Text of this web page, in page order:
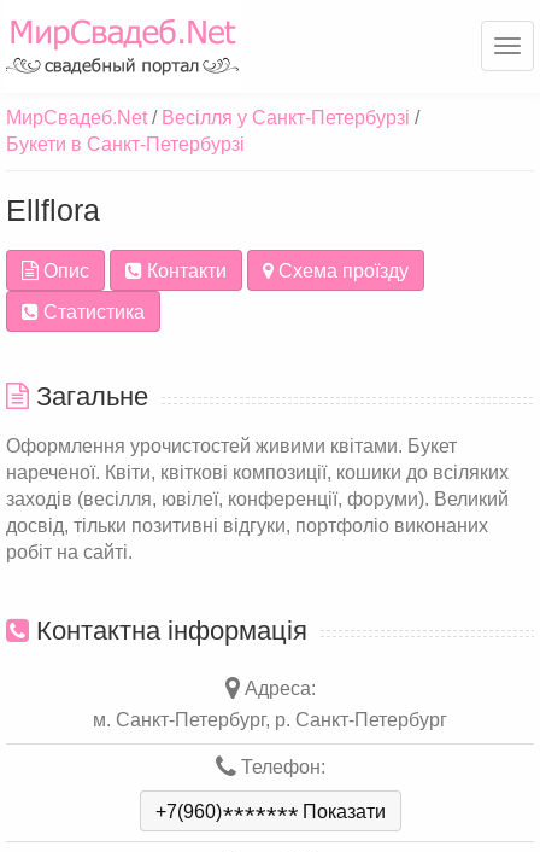
МирСвадеб.Net
Весілля у Санкт-Петербурзі
Букети в Санкт-Петербурзі
Ellflora
Опис Контакти
Схема проїзду
Статистика
Загальне
Оформлення урочистостей живими квітами. Букет
нареченої. Квіти, квіткові композиції, кошики до всіляких
заходів (весілля, ювілеї, конференції, форуми). Великий
досвід, тільки позитивні відгуки, портфоліо виконаних
робіт на сайті.
Контактна інформація
Адреса:
м. Санкт-Петербург, р. Санкт-Петербург
Телефон:
+7(960)******* Показати